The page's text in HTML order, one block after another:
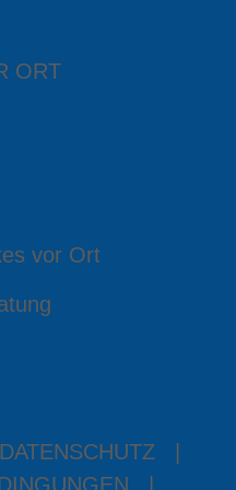
ORT
vor Ort
DATENSCHUTZ